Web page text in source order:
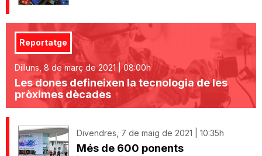
Reportatge
Dilluns, 8 de març de 2021 | 08:00h
Les dones defineixen la tecnologia de les
pròximes dècades
Divendres, 7 de maig de 2021 | 10:35h
Més de 600 ponents